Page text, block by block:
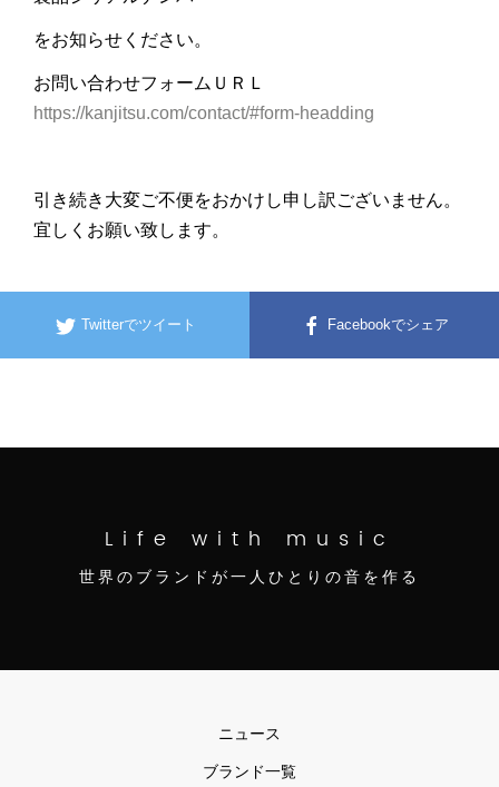
をお知らせください。
お問い合わせフォームＵＲＬ
https://kanjitsu.com/contact/#form-headding
引き続き大変ご不便をおかけし申し訳ございません。
宜しくお願い致します。
Twitterでツイート Facebookでシェア
Life with music
世界のブランドが一人ひとりの音を作る
ニュース
ブランド一覧